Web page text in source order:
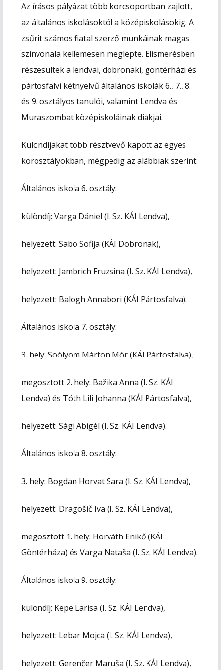
Az írásos pályázat több korcsoportban zajlott,
az általános iskolásoktól a középiskolásokig. A
zsűrit számos fiatal szerző munkáinak magas
színvonala kellemesen meglepte. Elismerésben
részesültek a lendvai, dobronaki, göntérházi és
pártosfalvi kétnyelvű általános iskolák 6., 7., 8.
és 9. osztályos tanulói, valamint Lendva és
Muraszombat középiskoláinak diákjai.
Különdíjakat több résztvevő kapott az egyes
korosztályokban, mégpedig az alábbiak szerint:
Általános iskola 6. osztály:
különdíj: Varga Dániel (I. Sz. KÁI Lendva),
helyezett: Sabo Sofija (KÁI Dobronak),
helyezett: Jambrich Fruzsina (I. Sz. KÁI Lendva),
helyezett: Balogh Annabori (KÁI Pártosfalva).
Általános iskola 7. osztály:
3. hely: Soólyom Márton Mór (KÁI Pártosfalva),
megosztott 2. hely: Bažika Anna (I. Sz. KÁI
Lendva) és Tóth Lili Johanna (KÁI Pártosfalva),
helyezett: Sági Abigél (I. Sz. KÁI Lendva).
Általános iskola 8. osztály:
3. hely: Bogdan Horvat Sara (I. Sz. KÁI Lendva),
helyezett: Dragošič Iva (I. Sz. KÁI Lendva),
megosztott 1. hely: Horváth Enikő (KÁI
Göntérháza) és Varga Nataša (I. Sz. KÁI Lendva).
Általános iskola 9. osztály:
különdíj: Kepe Larisa (I. Sz. KÁI Lendva),
helyezett: Lebar Mojca (I. Sz. KÁI Lendva),
helyezett: Gerenčer Maruša (I. Sz. KÁI Lendva),